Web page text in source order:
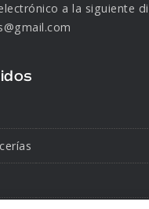
a la siguiente